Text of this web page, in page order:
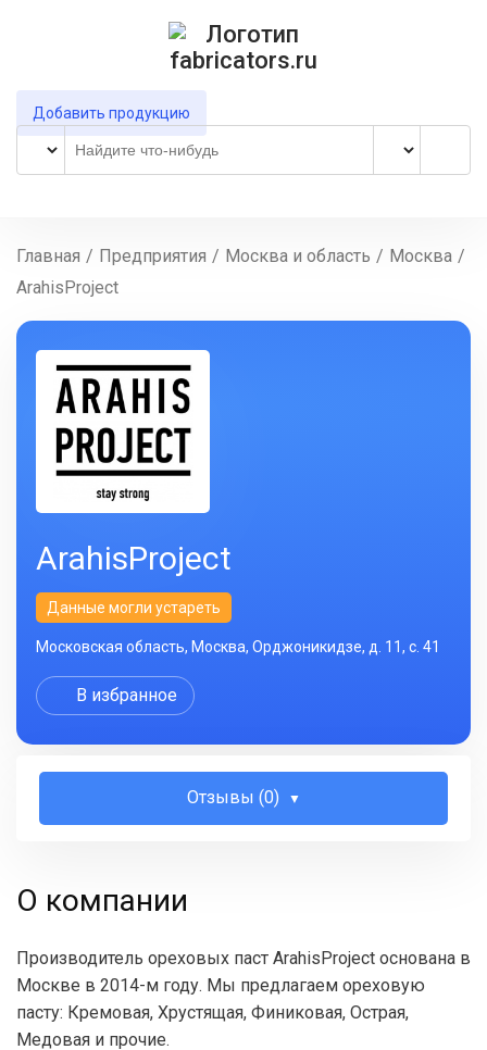
Добавить продукцию
Главная / Предприятия / Москва и область / Москва /
ArahisProject
ArahisProject
Данные могли устареть
Московская область, Москва, Орджоникидзе, д. 11, с. 41
В избранное
Отзывы (0)
О компании
Производитель ореховых паст ArahisProject основана в
Москве в 2014-м году. Мы предлагаем ореховую
пасту: Кремовая, Хрустящая, Финиковая, Острая,
Медовая и прочие.